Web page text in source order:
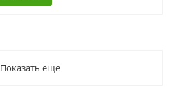
Показать еще